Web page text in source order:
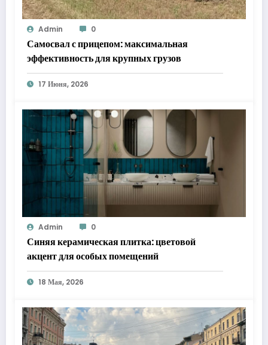
Admin 0
Самосвал с прицепом: максимальная
эффективность для крупных грузов
17 Июня, 2026
Admin 0
Синяя керамическая плитка: цветовой
акцент для особых помещений
18 Мая, 2026